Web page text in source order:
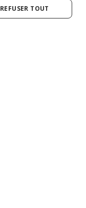
REFUSER TOUT